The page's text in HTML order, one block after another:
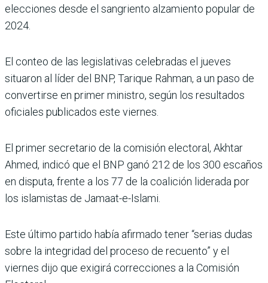
elecciones desde el sangriento alzamiento popular de
2024.
El conteo de las legislativas celebradas el jueves
situaron al líder del BNP, Tarique Rahman, a un paso de
convertirse en primer ministro, según los resultados
oficiales publicados este viernes.
El primer secretario de la comisión electoral, Akhtar
Ahmed, indicó que el BNP ganó 212 de los 300 escaños
en disputa, frente a los 77 de la coalición liderada por
los islamistas de Jamaat-e-Islami.
Este último partido había afirmado tener “serias dudas
sobre la integridad del proceso de recuento” y el
viernes dijo que exigirá correcciones a la Comisión